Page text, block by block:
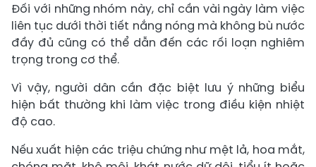
Đối với những nhóm này, chỉ cần vài ngày làm việc
liên tục dưới thời tiết nắng nóng mà không bù nước
đầy đủ cũng có thể dẫn đến các rối loạn nghiêm
trọng trong cơ thể.
Vì vậy, người dân cần đặc biệt lưu ý những biểu
hiện bất thường khi làm việc trong điều kiện nhiệt
độ cao.
Nếu xuất hiện các triệu chứng như mệt lả, hoa mắt,